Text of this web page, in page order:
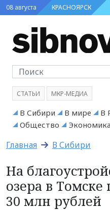
08 августа КРАСНОЯРСК
СТАТЬИ МКР-МЕДИА
В Сибири В мире В
Общество
Экономика
Главная В Сибири
На
озера в Томске
30 млн рублей